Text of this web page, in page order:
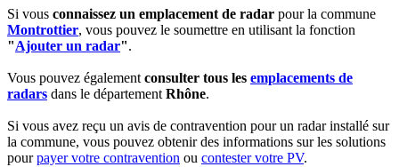
Si vous connaissez un emplacement de radar pour la commune
Montrottier, vous pouvez le soumettre en utilisant la fonction
"Ajouter un radar".
Vous pouvez égalementconsulter tous les emplacements de
radars dans le départementRhône.
Si vous avez reçu un avis de contravention pour un radar installé sur
la commune, vous pouvez obtenir des informations sur les solutions
pourpayer votre contravention ou contester votre PV.